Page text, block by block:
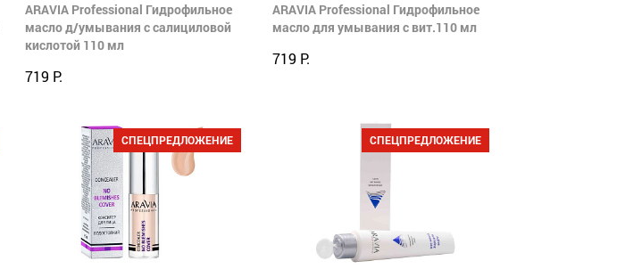
ARAVIA Professional Гидрофильное
масло д/умывания с салициловой
кислотой 110 мл
719 Р.
ARAVIA Professional Гидрофильное
масло для умывания с вит.110 мл
719 Р.
СПЕЦПРЕДЛОЖЕНИЕ СПЕЦПРЕДЛОЖЕНИЕ